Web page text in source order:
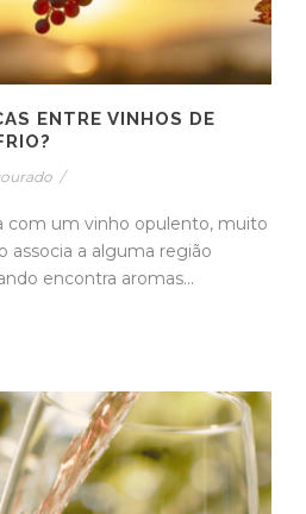
ENTRE VINHOS DE
/
com um vinho opulento, muito
associa a alguma região
encontra aromas...